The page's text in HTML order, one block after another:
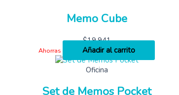
Memo Cube
$19,941
Ahorras
Añadir al carrito
Oficina
Set de Memos Pocket